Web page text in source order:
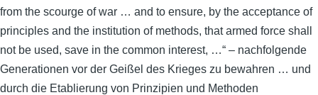
from the scourge of war … and to ensure, by the acceptance of
principles and the institution of methods, that armed force shall
not be used, save in the common interest, …“ – nachfolgende
Generationen vor der Geißel des Krieges zu bewahren … und
durch die Etablierung von Prinzipien und Methoden